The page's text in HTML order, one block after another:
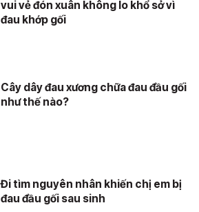
vui vẻ đón xuân không lo khổ sở vì
đau khớp gối
Cây dây đau xương chữa đau đầu gối
như thế nào?
Đi tìm nguyên nhân khiến chị em bị
đau đầu gối sau sinh